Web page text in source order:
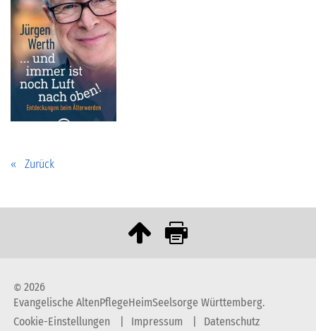
Zurück
© 2026
Evangelische AltenPflegeHeimSeelsorge Württemberg.
Cookie-Einstellungen
Impressum Datenschutz